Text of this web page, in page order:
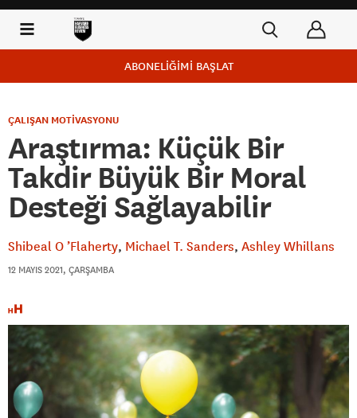
ABONELİĞİMİ BAŞLAT
ÇALIŞAN MOTİVASYONU
Araştırma: Küçük Bir
Takdir Büyük Bir Moral
Desteği Sağlayabilir
Shibeal O ’Flaherty Michael T. Sanders Ashley Whillans
12 MAYIS 2021, ÇARŞAMBA